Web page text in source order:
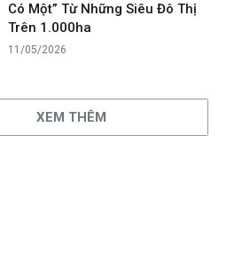
Có Một” Từ Những Siêu Đô Thị
Trên 1.000ha
11/05/2026
XEM THÊM